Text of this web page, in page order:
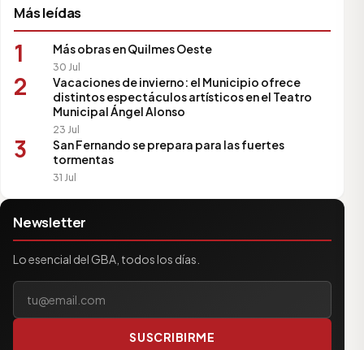
Más leídas
1 Más obras en Quilmes Oeste
30 Jul
2
Vacaciones de invierno: el Municipio ofrece
distintos espectáculos artísticos en el Teatro
Municipal Ángel Alonso
23 Jul
3
San Fernando se prepara para las fuertes
tormentas
31 Jul
Newsletter
Lo esencial del GBA, todos los días.
SUSCRIBIRME